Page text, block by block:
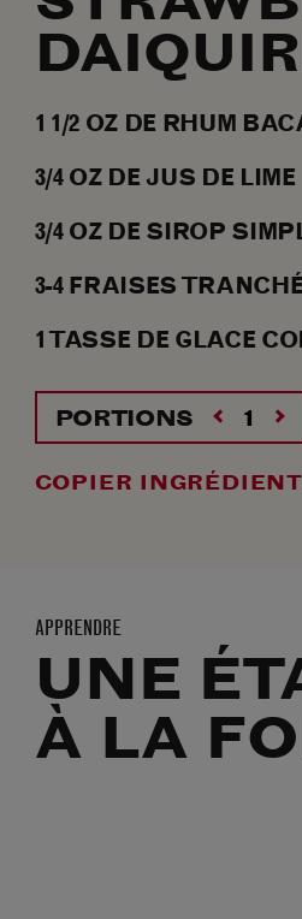
1 1/2 OZ DE RHUM
3/4OZDE JUS DE LIME
3/4OZDE SIROP
3-4FRAISES
1 TASSEDE GLACE
PORTIONS
COPIER
APPRENDRE
UNE
À LA